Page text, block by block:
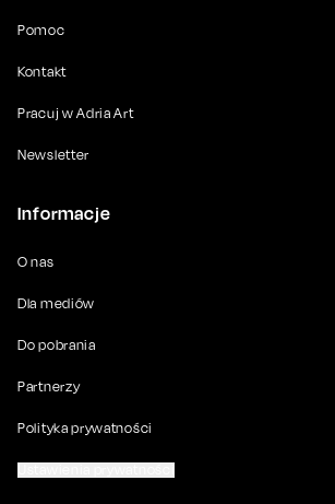
Pomoc
Kontakt
Pracuj w Adria Art
Newsletter
Informacje
O nas
Dla mediów
Do pobrania
Partnerzy
Polityka prywatności